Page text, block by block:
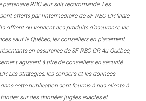
partenaire RBC leur soit recommandé. Les
offerts par l’intermédiaire de SF RBC GP, filiale
offrent ou vendent des produits d’assurance vie
sauf le Québec, les conseillers en placement
en assurance de SF RBC GP. Au Québec,
agissent à titre de conseillers en sécurité
Les stratégies, les conseils et les données
cette publication sont fournis à nos clients à
sur des données jugées exactes et